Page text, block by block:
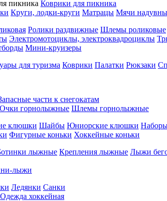
пикника Коврики для пикника
Круги, лодки-круги Матрацы Мячи
Ролики раздвижные Шлемы роликовые
Электромотоциклы, электроквадроциклы
Мини-круизеры
для туризма Коврики Палатки Рюкзаки
части к снегокатам
Очки горнолыжные Шлемы горнолыжные
клюшки Шайбы Юниорские клюшки
Фигурные коньки Хоккейные коньки
лыжные Крепления лыжные Лыжи
лыжи
Ледянки Санки
Одежда хоккейная